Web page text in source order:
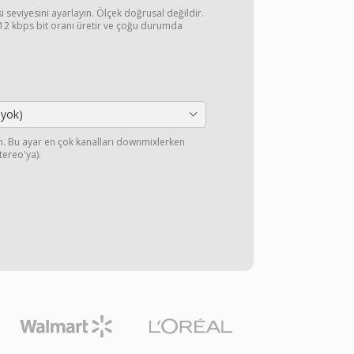
seviyesini ayarlayın. Ölçek doğrusal değildir.
kbps bit oranı üretir ve çoğu durumda
Bu ayar en çok kanalları downmixlerken